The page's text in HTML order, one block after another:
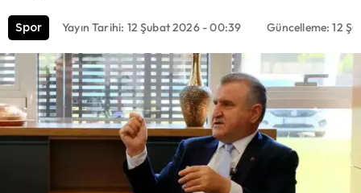
Spor Yayın Tarihi: 12 Şubat 2026 - 00:39 Güncelleme: 12